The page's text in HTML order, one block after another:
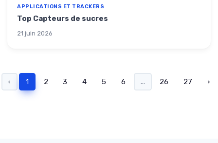
APPLICATIONS ET TRACKERS
Top Capteurs de sucres
21 juin 2026
‹ 1 2 3 4 5 6 ... 26 27 ›